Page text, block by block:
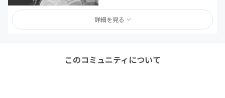
詳細を見る
このコミュニティについて